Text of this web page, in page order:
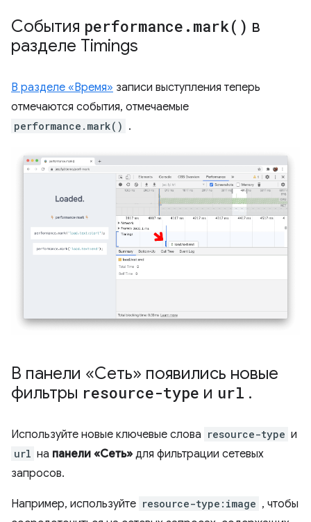
События performance . mark( ) в
разделе Timings
В разделе «Время» записи выступления теперь
отмечаются события, отмечаемые
performance.mark() .
В панели «Сеть» появились новые
фильтры resource-type и url .
Используйте новые ключевые слова resource-type и
url на панели «Сеть» для фильтрации сетевых
запросов.
Например, используйте resource-type:image , чтобы